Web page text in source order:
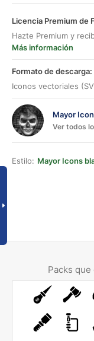
Licencia Premium de
Hazte Premium y
Más información
Formato de descarga:
Iconos vectoriales
Mayor
Ver todos
Estilo: Mayor Icons
Packs